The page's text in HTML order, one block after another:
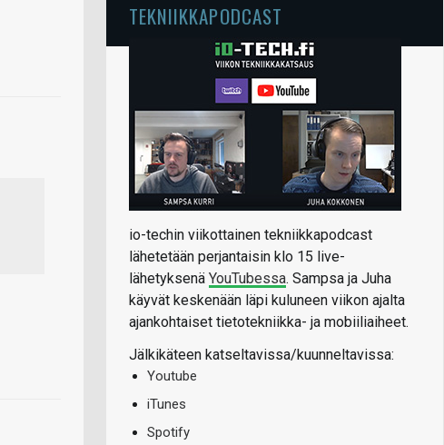
TEKNIIKKAPODCAST
io-techin viikottainen tekniikkapodcast
lähetetään perjantaisin klo 15 live-
lähetyksenä YouTubessa. Sampsa ja Juha
käyvät keskenään läpi kuluneen viikon ajalta
ajankohtaiset tietotekniikka- ja mobiiliaiheet.
Jälkikäteen katseltavissa/kuunneltavissa:
Youtube
iTunes
Spotify